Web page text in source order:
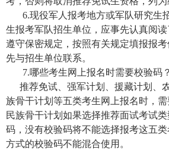
6.现役军人报考地方或军队研究生
生报考军队招生单位，应事先认真阅读
遵守保密规定，按照有关规定填报报
先与招生单位联系。
7.哪些考生网上报名时需要校验码
推荐免试、强军计划、援藏计划、
族骨干计划等五类考生网上报名时，
民族骨干计划如果选择推荐面试考试
码，没有校验码将不能选择报考这五
方式的校验码不能混合使用。